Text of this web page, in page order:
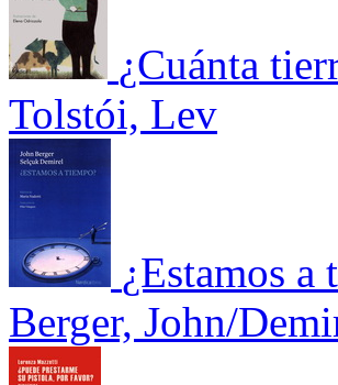
¿Cuánta
Tolstói, Lev
¿Estamos a
Berger, John/